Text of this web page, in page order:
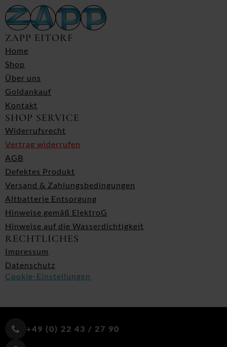
ZAPP EITORF
Home
Shop
Über uns
Goldankauf
Kontakt
SHOP SERVICE
Widerrufsrecht
Vertrag widerrufen
AGB
Defektes Produkt
Versand & Zahlungsbedingungen
Altbatterie Entsorgung
Hinweise gemäß ElektroG
Hinweise auf die Wasserdichtigkeit
RECHTLICHES
Impressum
Datenschutz
Cookie-Einstellungen
+49 (0) 22 43 / 27 90